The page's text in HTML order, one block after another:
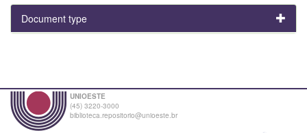
Document type
UNIOESTE
(45) 3220-3000
biblioteca.repositorio@unioeste.br